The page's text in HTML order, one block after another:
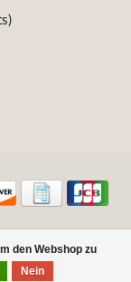
den Webshop zu
Nein
VINOTHEK in